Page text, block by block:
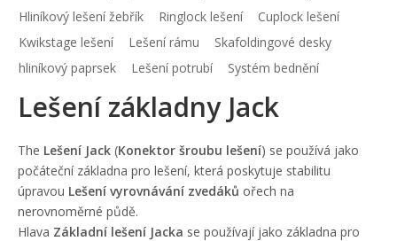
Hliníkový lešení žebřík
Ringlock lešení
Cuplock lešení
Kwikstage lešení
Lešení rámu
Skafoldingové desky
hliníkový paprsek
Lešení potrubí Systém bednění
Lešení základny Jack
The Lešení Jack (Konektor šroubu lešení) se používá jako
počáteční základna pro lešení, která poskytuje stabilitu
úpravou Lešení vyrovnávání zvedáků ořech na
nerovnoměrné půdě.
Hlava Základní lešení Jacka se používají jako základna pro